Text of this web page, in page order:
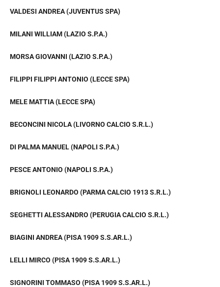
VALDESI ANDREA (JUVENTUS SPA)
MILANI WILLIAM (LAZIO S.P.A.)
MORSA GIOVANNI (LAZIO S.P.A.)
FILIPPI FILIPPI ANTONIO (LECCE SPA)
MELE MATTIA (LECCE SPA)
BECONCINI NICOLA (LIVORNO CALCIO S.R.L.)
DI PALMA MANUEL (NAPOLI S.P.A.)
PESCE ANTONIO (NAPOLI S.P.A.)
BRIGNOLI LEONARDO (PARMA CALCIO 1913 S.R.L.)
SEGHETTI ALESSANDRO (PERUGIA CALCIO S.R.L.)
BIAGINI ANDREA (PISA 1909 S.S.AR.L.)
LELLI MIRCO (PISA 1909 S.S.AR.L.)
SIGNORINI TOMMASO (PISA 1909 S.S.AR.L.)